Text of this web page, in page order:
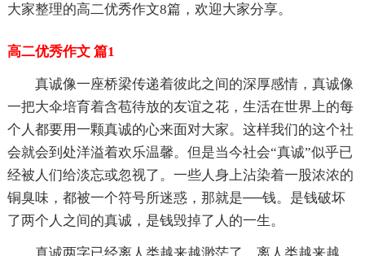
大家整理的高二优秀作文8篇，欢迎大家分享。
高二优秀作文 篇1
真诚像一座桥梁传递着彼此之间的深厚感情，真诚像
一把大伞培育着含苞待放的友谊之花，生活在世界上的每
个人都要用一颗真诚的心来面对大家。这样我们的这个社
会就会到处洋溢着欢乐温馨。但是当今社会“真诚”似乎已
经被人们给淡忘或忽视了。一些人身上沾染着一股浓浓的
铜臭味，都被一个符号所迷惑，那就是──钱。是钱破坏
了两个人之间的真诚，是钱毁掉了人的一生。
真诚两字已经离人类越来越渺茫了，离人类越来越